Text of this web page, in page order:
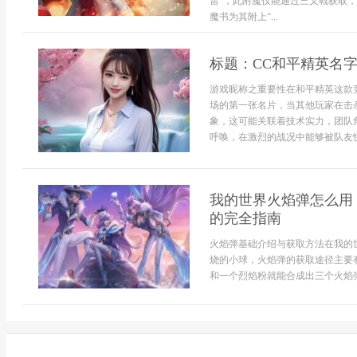
魔书为其附上“...
标题：CC和平精英名
游戏昵称之重要性在和平精英这
场的第一张名片，当其他玩家在
象，这可能关联着技术实力，团
呼唤，在激烈的战况中能够被队友
我的世界火焰弹怎么
的完全指南
火焰弹基础介绍与获取方法在我
烧的小球，火焰弹的获取途径主
和一个烈焰粉就能合成出三个火